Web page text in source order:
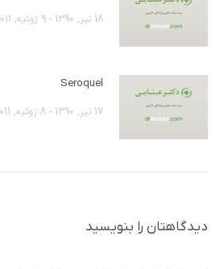
18 تیر, 1390 - 9 ژوئیه, 2011
Seroquel
17 تیر, 1390 - 8 ژوئیه, 2011
دیدگاهتان را بنویسید